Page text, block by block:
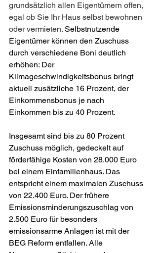
grundsätzlich allen Eigentümern offen,
egal ob Sie Ihr Haus selbst bewohnen
oder vermieten. Selbstnutzende
Eigentümer können den Zuschuss
durch verschiedene Boni deutlich
erhöhen: Der
Klimageschwindigkeitsbonus bringt
aktuell zusätzliche 16 Prozent, der
Einkommensbonus je nach
Einkommen bis zu 40 Prozent.
Insgesamt sind bis zu 80 Prozent
Zuschuss möglich, gedeckelt auf
förderfähige Kosten von 28.000 Euro
bei einem Einfamilienhaus. Das
entspricht einem maximalen Zuschuss
von 22.400 Euro. Der frühere
Emissionsminderungszuschlag von
2.500 Euro für besonders
emissionsarme Anlagen ist mit der
BEG Reform entfallen. Alle